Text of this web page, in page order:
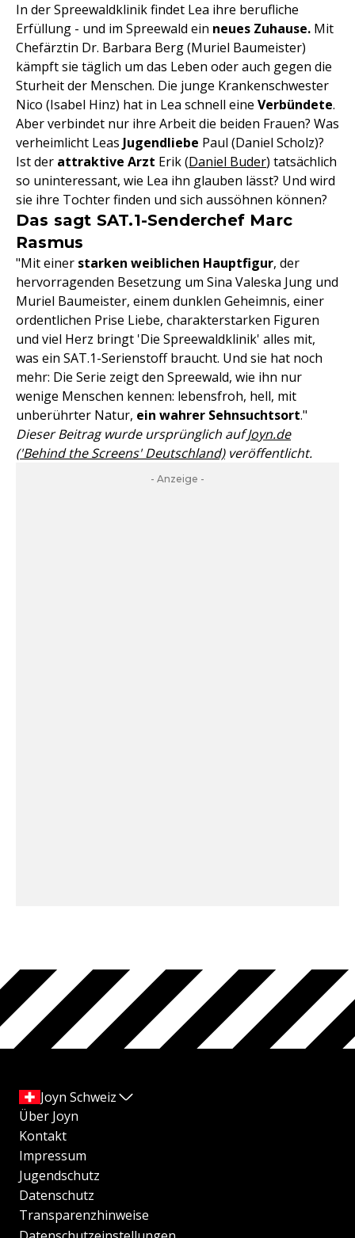
In der Spreewaldklinik findet Lea ihre berufliche
Erfüllung - und im Spreewald ein neues Zuhause. Mit
Chefärztin Dr. Barbara Berg (Muriel Baumeister)
kämpft sie täglich um das Leben oder auch gegen die
Sturheit der Menschen. Die junge Krankenschwester
Nico (Isabel Hinz) hat in Lea schnell eine Verbündete.
Aber verbindet nur ihre Arbeit die beiden Frauen? Was
verheimlicht Leas Jugendliebe Paul (Daniel Scholz)?
Ist der attraktive Arzt Erik (Daniel Buder) tatsächlich
so uninteressant, wie Lea ihn glauben lässt? Und wird
sie ihre Tochter finden und sich aussöhnen können?
Das sagt SAT.1-Senderchef Marc
Rasmus
"Mit einer starken weiblichen Hauptfigur, der
hervorragenden Besetzung um Sina Valeska Jung und
Muriel Baumeister, einem dunklen Geheimnis, einer
ordentlichen Prise Liebe, charakterstarken Figuren
und viel Herz bringt 'Die Spreewaldklinik' alles mit,
was ein SAT.1-Serienstoff braucht. Und sie hat noch
mehr: Die Serie zeigt den Spreewald, wie ihn nur
wenige Menschen kennen: lebensfroh, hell, mit
unberührter Natur, ein wahrer Sehnsuchtsort."
Dieser Beitrag wurde ursprünglich aufJoyn.de
('Behind the Screens' Deutschland)veröffentlicht.
- Anzeige -
Joyn Schweiz
Über Joyn
Kontakt
Impressum
Jugendschutz
Datenschutz
Transparenzhinweise